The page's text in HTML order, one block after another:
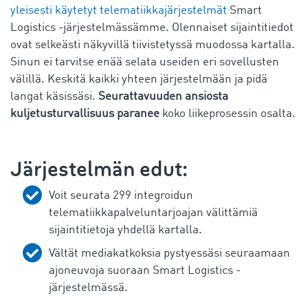
yleisesti käytetyt telematiikkajärjestelmät Smart
Logistics -järjestelmässämme. Olennaiset sijaintitiedot
ovat selkeästi näkyvillä tiivistetyssä muodossa kartalla.
Sinun ei tarvitse enää selata useiden eri sovellusten
välillä. Keskitä kaikki yhteen järjestelmään ja pidä
langat käsissäsi. Seurattavuuden ansiosta
kuljetusturvallisuus paranee koko liikeprosessin osalta.
Järjestelmän edut:
Voit seurata 299 integroidun
telematiikkapalveluntarjoajan välittämiä
sijaintitietoja yhdellä kartalla.
Vältät mediakatkoksia pystyessäsi seuraamaan
ajoneuvoja suoraan Smart Logistics -
järjestelmässä.